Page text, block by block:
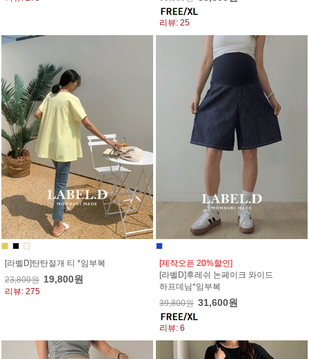
리뷰: 25
[라벨D]탄탄절개 티 *임부복
23,800원 19,800원
리뷰: 275
[제작오픈 20%할인]
[라벨D]후레쉬 논페이크 와이드
하프데님*임부복
39,800원 31,600원
리뷰: 6